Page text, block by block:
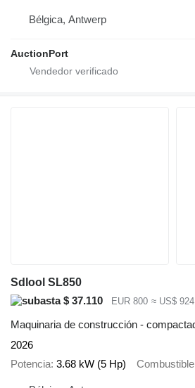
Bélgica, Antwerp
AuctionPort
Sdlool SL850
$ 37.110
EUR 800 ≈ US$
Maquinaria de construcción -
2026
Potencia 3.68 kW (5 Hp) Combustible